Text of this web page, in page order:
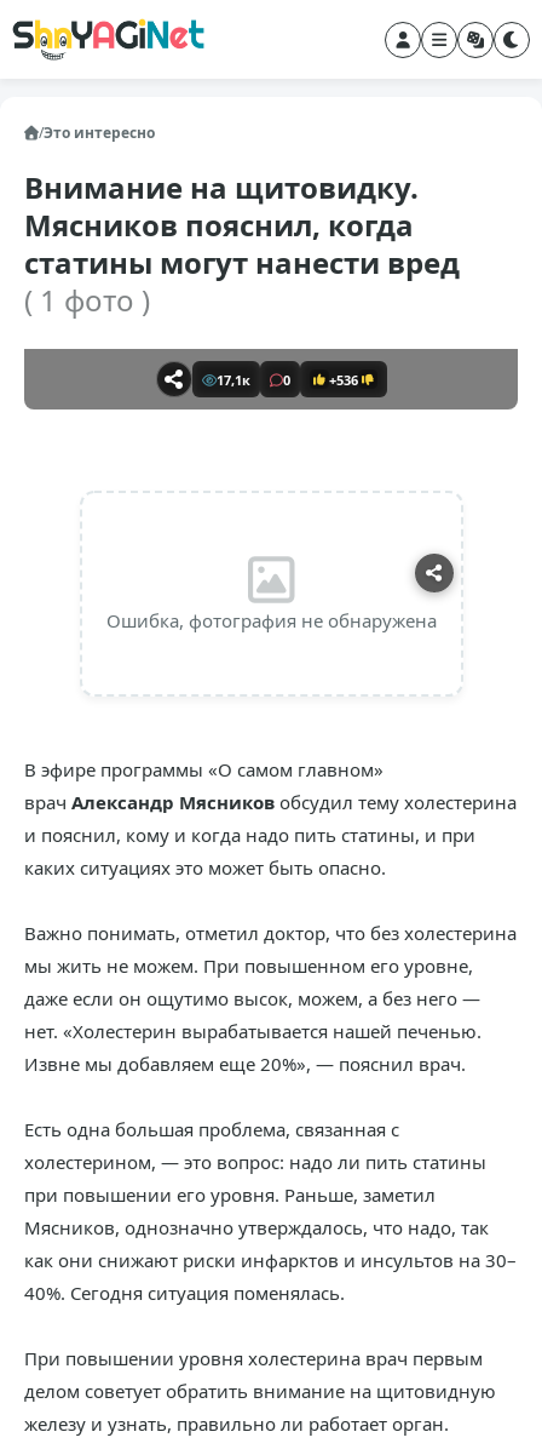
/Это интересно
Внимание на щитовидку.
Мясников пояснил, когда
статины могут нанести вред
( 1 фото )
17,1к 0 +536
Ошибка, фотография не обнаружена
В эфире программы «О самом главном»
врач Александр Мясников обсудил тему холестерина
и пояснил, кому и когда надо пить статины, и при
каких ситуациях это может быть опасно.
Важно понимать, отметил доктор, что без холестерина
мы жить не можем. При повышенном его уровне,
даже если он ощутимо высок, можем, а без него —
нет. «Холестерин вырабатывается нашей печенью.
Извне мы добавляем еще 20%», — пояснил врач.
Есть одна большая проблема, связанная с
холестерином, — это вопрос: надо ли пить статины
при повышении его уровня. Раньше, заметил
Мясников, однозначно утверждалось, что надо, так
как они снижают риски инфарктов и инсультов на 30–
40%. Сегодня ситуация поменялась.
При повышении уровня холестерина врач первым
делом советует обратить внимание на щитовидную
железу и узнать, правильно ли работает орган.